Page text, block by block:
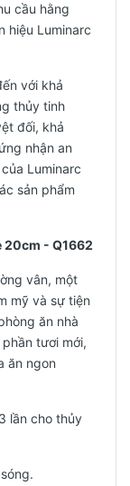
cầu hằng
hiệu Luminarc
với khả
thủy tinh
đối, khả
nhận an
Luminarc
sản phẩm
- Q1662
vân, một
mỹ và sự tiện
ăn nhà
tươi mới,
ăn ngon
lần cho thủy